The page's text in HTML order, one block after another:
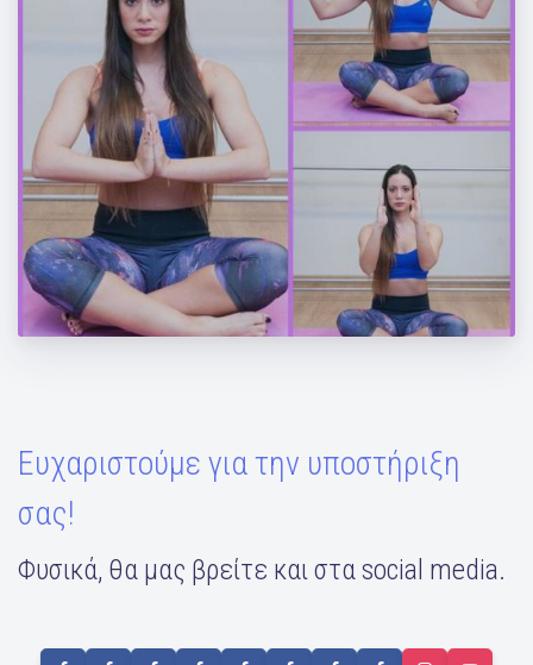
Ασκήσεις για σφιχτά και δυνατά μπράτσα!
Ευχαριστούμε για την υποστήριξη
σας!
Φυσικά, θα μας βρείτε και στα social media.